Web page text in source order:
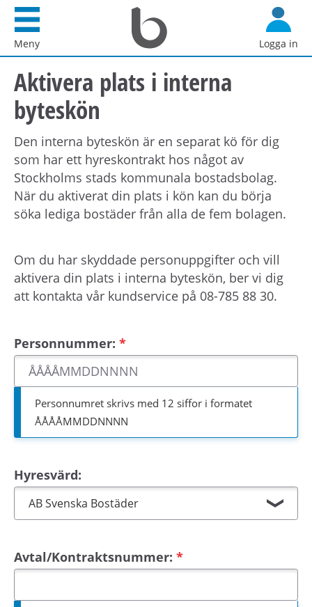
d
i
r
t
t
i
l
l
n
n
e
e
t
Meny
Startsida
Bostadsförmedlingen
i
Stockholm
AB
Logga in
Aktivera plats i interna
byteskön
Den interna byteskön är en separat kö för dig
som har ett hyreskontrakt hos något av
Stockholms stads kommunala bostadsbolag.
När du aktiverat din plats i kön kan du börja
söka lediga bostäder från alla de fem bolagen.
Om du har skyddade personuppgifter och vill
aktivera din plats i interna byteskön, ber vi dig
att kontakta vår kundservice på 08-785 88 30.
Personnummer:
Personnumret skrivs med 12 siffor i formatet
ÅÅÅÅMMDDNNNN
Hyresvärd:
Avtal/Kontraktsnummer: